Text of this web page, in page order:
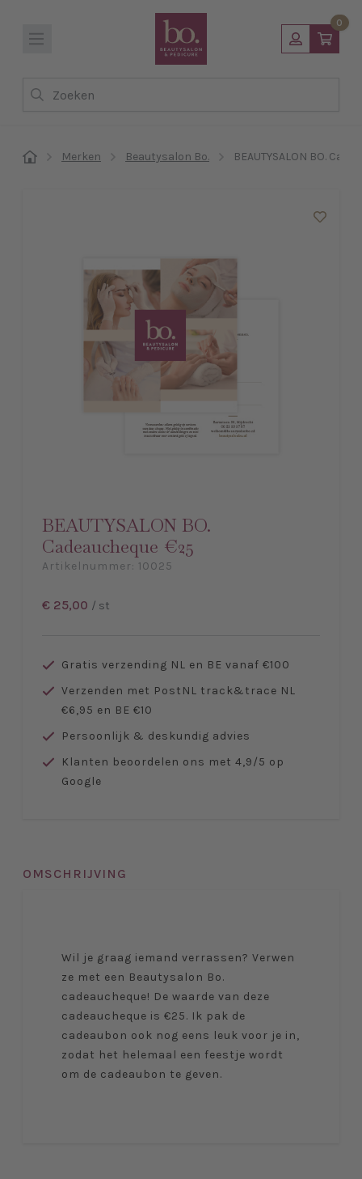
0
Zoeken
Merken Beautysalon Bo. BEAUTYSALON BO.
BEAUTYSALON BO.
Cadeaucheque €25
Artikelnummer: 10025
€ 25,00 / st
Gratis verzending NL en BE vanaf €100
Verzenden met PostNL track&trace NL
€6,95 en BE €10
Persoonlijk & deskundig advies
Klanten beoordelen ons met 4,9/5 op
Google
OMSCHRIJVING
Wil je graag iemand verrassen? Verwen
ze met een Beautysalon Bo.
cadeaucheque! De waarde van deze
cadeaucheque is €25. Ik pak de
cadeaubon ook nog eens leuk voor je in,
zodat het helemaal een feestje wordt
om de cadeaubon te geven.